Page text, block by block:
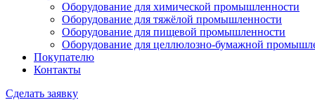
Оборудование для химической промышленности
Оборудование для тяжёлой промышленности
Оборудование для пищевой промышленности
Оборудование для целлюлозно-бумажной
Покупателю
Контакты
Сделать заявку